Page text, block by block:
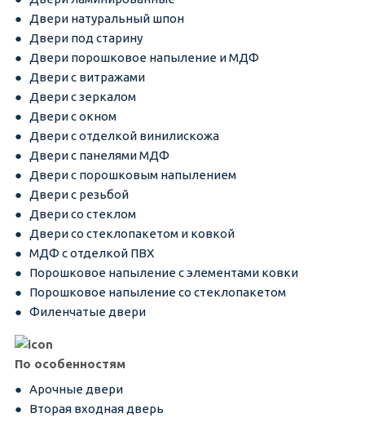
Двери натуральный шпон
Двери под старину
Двери порошковое напыление и МДФ
Двери с витражами
Двери с зеркалом
Двери с окном
Двери с отделкой винилискожа
Двери с панелями МДФ
Двери с порошковым напылением
Двери с резьбой
Двери со стеклом
Двери со стеклопакетом и ковкой
МДФ с отделкой ПВХ
Порошковое напыление с элементами ковки
Порошковое напыление со стеклопакетом
Филенчатые двери
По особенностям
Арочные двери
Вторая входная дверь